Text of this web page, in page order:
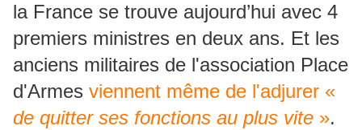
la France se trouve aujourd’hui avec 4
premiers ministres en deux ans. Et les
anciens militaires de l'association Place
d'Armes viennent même de l'adjurer «
de quitter ses fonctions au plus vite ».